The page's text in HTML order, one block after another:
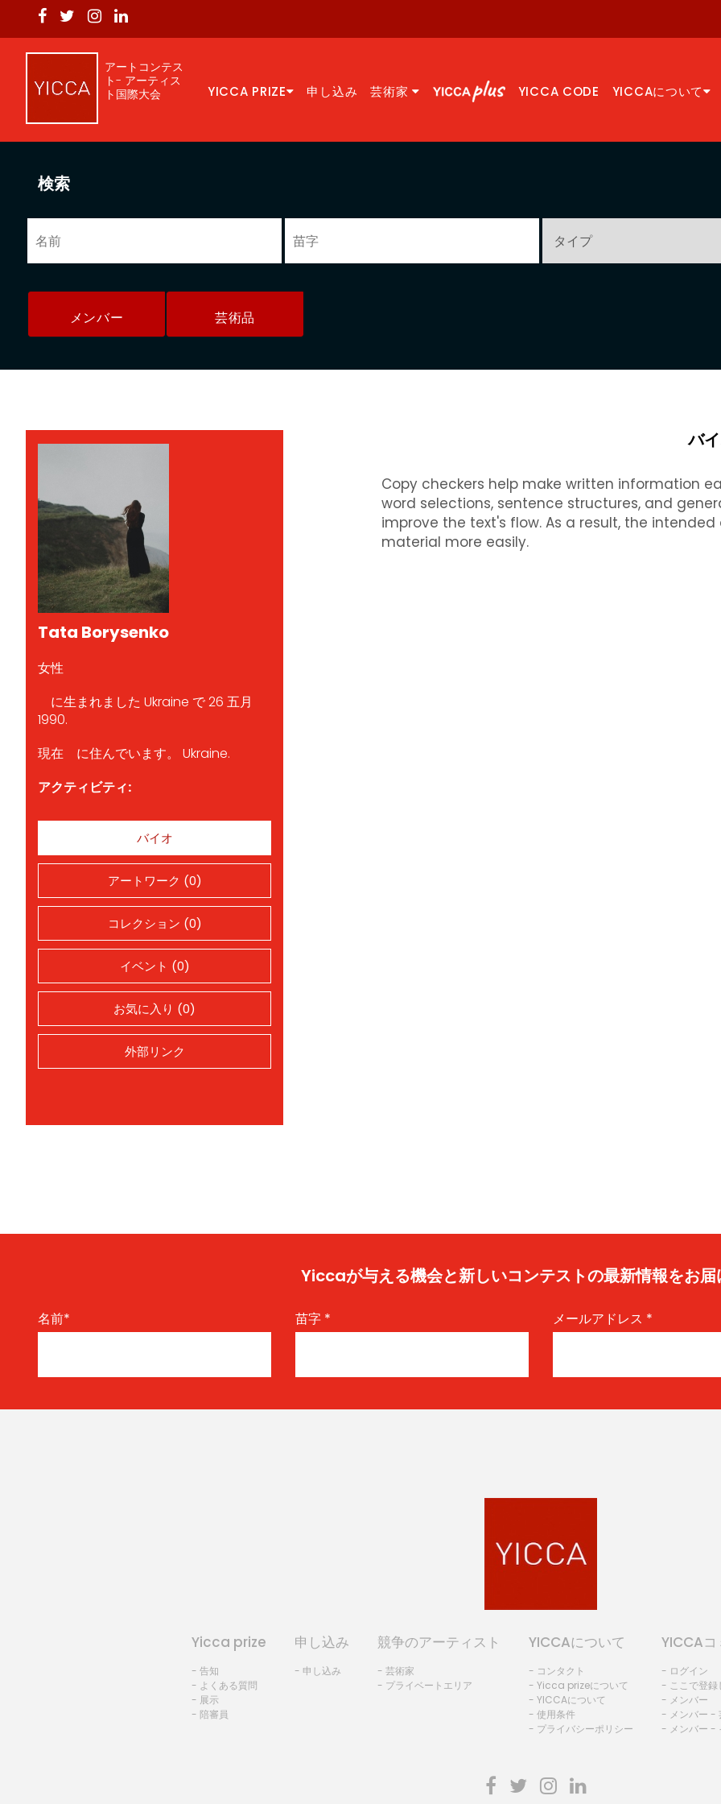
アートコンテス
ト- アーティス
ト国際大会
YICCA PRIZE 申し込み 芸術家 YICCA CODE YICCAについて
検索
メンバー 芸術品
Tata Borysenko
女性
に生まれました Ukraine で 26 五月
1990.
現在 に住んでいます。 Ukraine.
アクティビティ:
バイオ
アートワーク (0)
コレクション (0)
イベント (0)
お気に入り (0)
外部リンク
バ
Copy checkers help make written information
word selections, sentence structures, and
improve the text's flow. As a result, the
material more easily.
Yiccaが与える機会と新しいコンテストの最新情報をお届
名前* 苗字 * メールアドレス *
Yicca prize
- 告知
- よくある質問
- 展示
- 陪審員
申し込み
- 申し込み
競争のアーティスト
- 芸術家
- プライベートエリア
YICCAについて
- コンタクト
- Yicca prizeについて
- YICCAについて
- 使用条件
- プライバシーポリシー
YICCA
- ログイン
- ここで登録
- メンバー
- メンバー -
- メンバー -